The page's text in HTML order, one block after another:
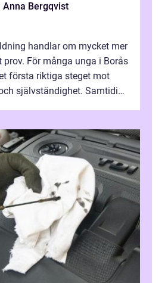
Anna Bergqvist
handlar om mycket mer
prov. För många unga i Borås
första riktiga steget mot
självständighet. Samtidigt